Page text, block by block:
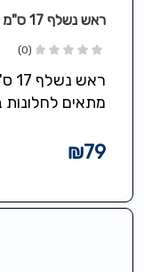
ראש נשלף 17 ס"מ תואם מנקה חלונות
(0)
מתאים לחלונות
₪79